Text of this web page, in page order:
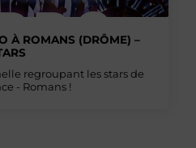
À ROMANS (DRÔME) –
regroupant les stars de
- Romans !